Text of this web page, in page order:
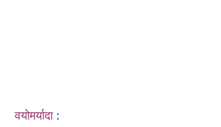
वयोमर्यादा: